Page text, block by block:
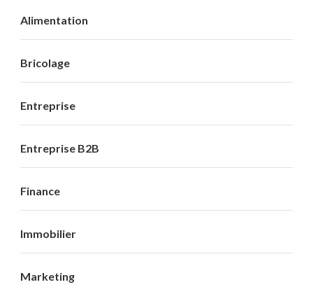
Alimentation
Bricolage
Entreprise
Entreprise B2B
Finance
Immobilier
Marketing